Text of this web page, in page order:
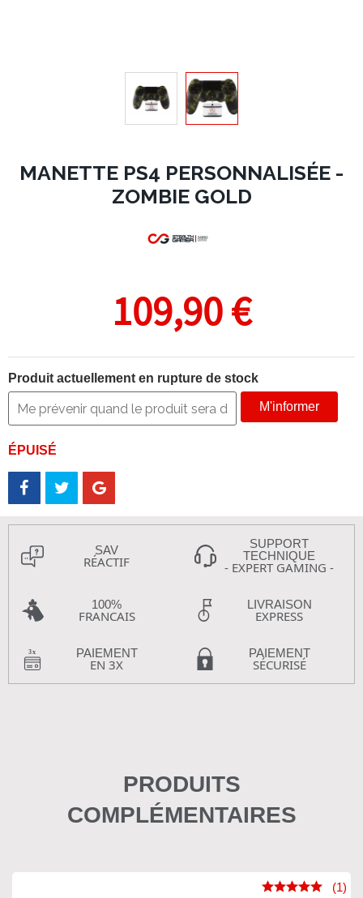
MANETTE PS4 PERSONNALISÉE -
ZOMBIE GOLD
109,90 €
Produit actuellement en rupture de stock
M'informer
ÉPUISÉ
SAV
RÉACTIF
SUPPORT
TECHNIQUE
- EXPERT GAMING -
100%
FRANCAIS
LIVRAISON
EXPRESS
PAIEMENT
EN 3X
PAIEMENT
SÉCURISÉ
PRODUITS
COMPLÉMENTAIRES
(1)